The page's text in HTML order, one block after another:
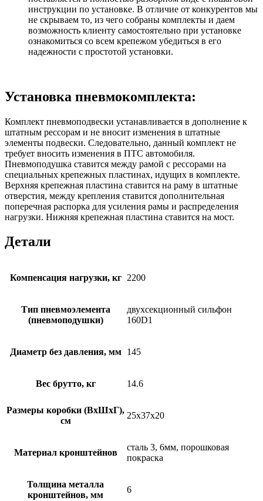
инструкции по установке. В отличие от конкурентов мы
не скрываем то, из чего собраны комплекты и даем
возможность клиенту самостоятельно при установке
ознакомиться со всем крепежом убедиться в его
надежности с простотой установки.
Установка пневмокомплекта:
Комплект пневмоподвески устанавливается в дополнение к
штатным рессорам и не вносит изменения в штатные
элементы подвески. Следовательно, данный комплект не
требует вносить изменения в ПТС автомобиля.
Пневмоподушка ставится между рамой с рессорами на
специальных крепежных пластинах, идущих в комплекте.
Верхняя крепежная пластина ставится на раму в штатные
отверстия, между крепления ставится дополнительная
поперечная распорка для усиления рамы и распределения
нагрузки. Нижняя крепежная пластина ставится на мост.
Детали
Компенсация нагрузки, кг 2200
Тип пневмоэлемента
(пневмоподушки)
двухсекционный сильфон
160D1
Диаметр без давления, мм 145
Вес брутто, кг 14.6
Размеры коробки (ВхШхГ),
см
25x37x20
Материал кронштейнов
сталь 3, 6мм, порошковая
покраска
Толщина металла
кронштейнов, мм
6